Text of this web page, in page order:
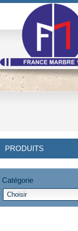
PRODUITS
Catégorie